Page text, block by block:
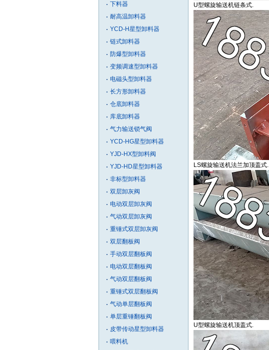
下料器
耐高温卸料器
YCD-H星型卸料器
链式卸料器
防爆型卸料器
变频调速型卸料器
电磁头型卸料器
长方形卸料器
仓底卸料器
库底卸料器
气力输送锁气阀
YCD-HG星型卸料器
YJD-HX型卸料阀
YJD-HD星型卸料器
非标型卸料器
双层卸灰阀
电动双层卸灰阀
气动双层卸灰阀
重锤式双层卸灰阀
双层翻板阀
手动双层翻板阀
电动双层翻板阀
气动双层翻板阀
重锤式双层翻板阀
气动单层翻板阀
单层重锤翻板阀
皮带传动星型卸料器
喂料机
U型螺旋输送机链条式.
LS螺旋输送机法兰加顶盖式.
U型螺旋输送机顶盖式.